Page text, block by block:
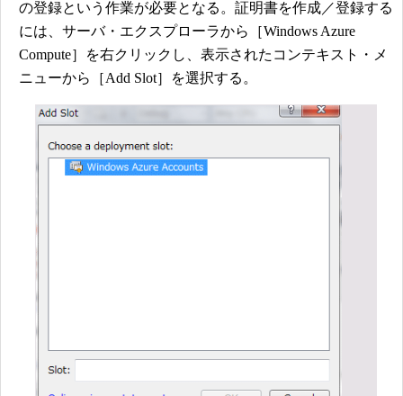
の登録という作業が必要となる。証明書を作成／登録する
には、サーバ・エクスプローラから［Windows Azure
Compute］を右クリックし、表示されたコンテキスト・メ
ニューから［Add Slot］を選択する。